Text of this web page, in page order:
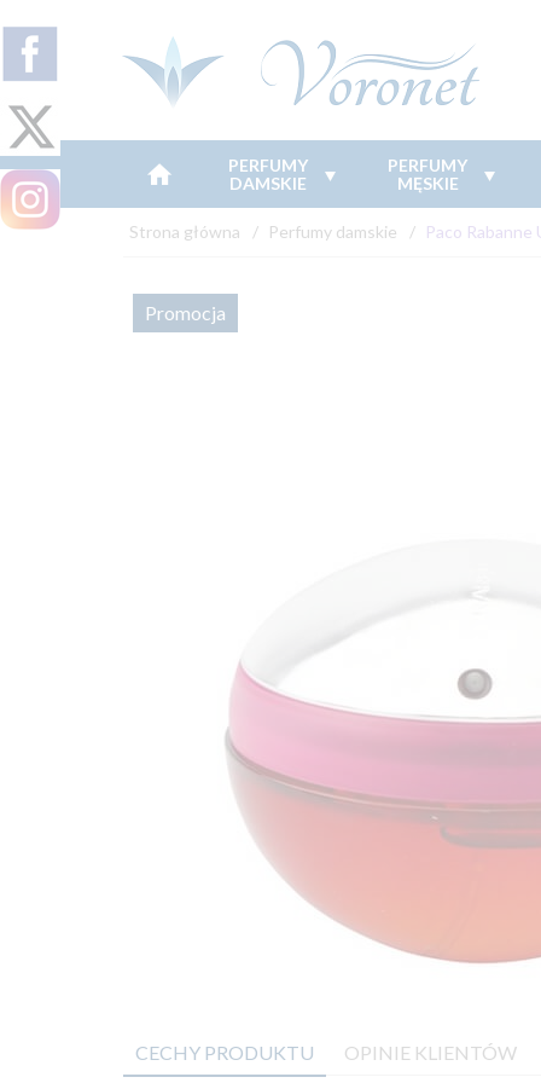
PERFUMY
DAMSKIE
PERFUMY
MĘSKIE
Strona główna Perfumy damskie Paco
Promocja
CECHY PRODUKTU OPINIE KLIENTÓW